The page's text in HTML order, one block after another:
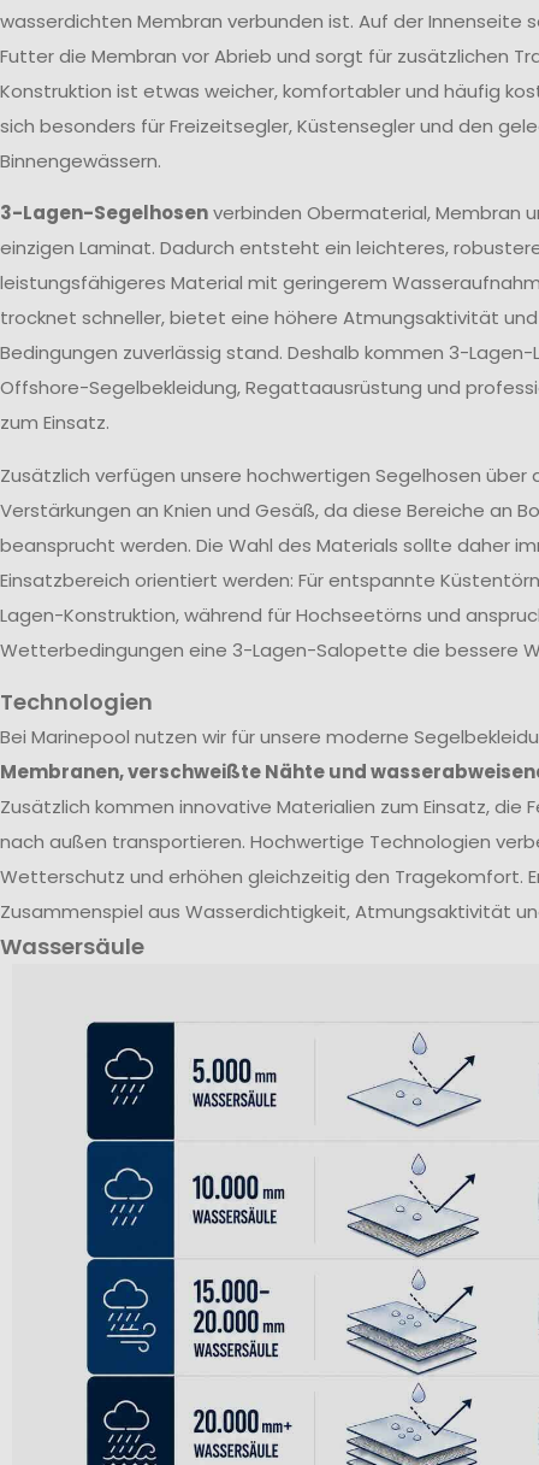
wasserdichten Membran verbunden ist. Auf der Innenseite
Futter die Membran vor Abrieb und sorgt für zusätzlichen
Konstruktion ist etwas weicher, komfortabler und häufig
sich besonders für Freizeitsegler, Küstensegler und den
Binnengewässern.
3-Lagen-Segelhosenverbinden Obermaterial, Membran
einzigen Laminat. Dadurch entsteht ein leichteres,
leistungsfähigeres Material mit geringerem
trocknet schneller, bietet eine höhere Atmungsaktivität
Bedingungen zuverlässig stand. Deshalb kommen 3-
Offshore-Segelbekleidung, Regattaausrüstung und
zum Einsatz.
Zusätzlich verfügen unsere hochwertigen Segelhosen über
Verstärkungen an Knien und Gesäß, da diese Bereiche an
beansprucht werden. Die Wahl des Materials sollte daher
Einsatzbereich orientiert werden: Für entspannte
Lagen-Konstruktion, während für Hochseetörns und
Wetterbedingungen eine 3-Lagen-Salopette die bessere
Technologien
Bei Marinepool nutzen wir für unsere moderne
Membranen, verschweißte Nähte und
Zusätzlich kommen innovative Materialien zum Einsatz, die
nach außen transportieren. Hochwertige Technologien
Wetterschutz und erhöhen gleichzeitig den Tragekomfort.
Zusammenspiel aus Wasserdichtigkeit, Atmungsaktivität
Wassersäule